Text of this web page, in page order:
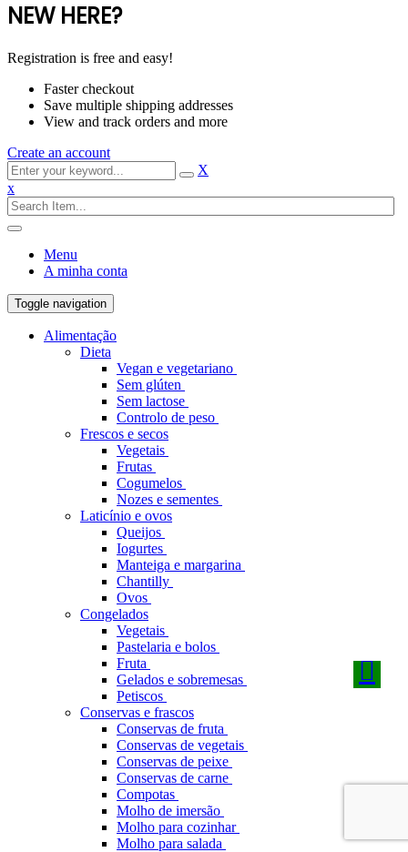
NEW HERE?
Registration is free and easy!
Faster checkout
Save multiple shipping addresses
View and track orders and more
Create an account
X
x
Menu
A minha conta
Toggle navigation
Alimentação
Dieta
Vegan e vegetariano
Sem glúten
Sem lactose
Controlo de peso
Frescos e secos
Vegetais
Frutas
Cogumelos
Nozes e sementes
Laticínio e ovos
Queijos
Iogurtes
Manteiga e margarina
Chantilly
Ovos
Congelados
Vegetais
Pastelaria e bolos
Fruta
Gelados e sobremesas
Petiscos
Conservas e frascos
Conservas de fruta
Conservas de vegetais
Conservas de peixe
Conservas de carne
Compotas
Molho de imersão
Molho para cozinhar
Molho para salada